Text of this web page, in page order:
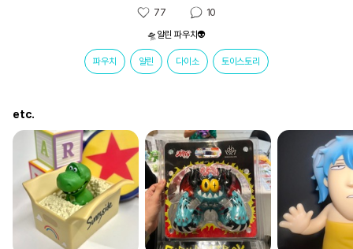
77 10
🛸알린 파우치👽
파우치 알린 다이소 토이스토리
etc.